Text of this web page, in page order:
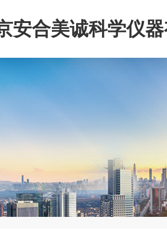
安合美诚科学仪